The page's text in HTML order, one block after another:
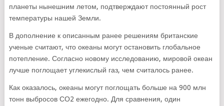
планеты нынешним летом, подтверждают постоянный рост
температуры нашей Земли.
В дополнение к описанным ранее решениям британские
ученые считают, что океаны могут остановить глобальное
потепление. Согласно новому исследованию, мировой океан
лучше поглощает углекислый газ, чем считалось ранее.
Как оказалось, океаны могут поглощать больше на 900 млн
тонн выбросов СО2 ежегодно. Для сравнения, один